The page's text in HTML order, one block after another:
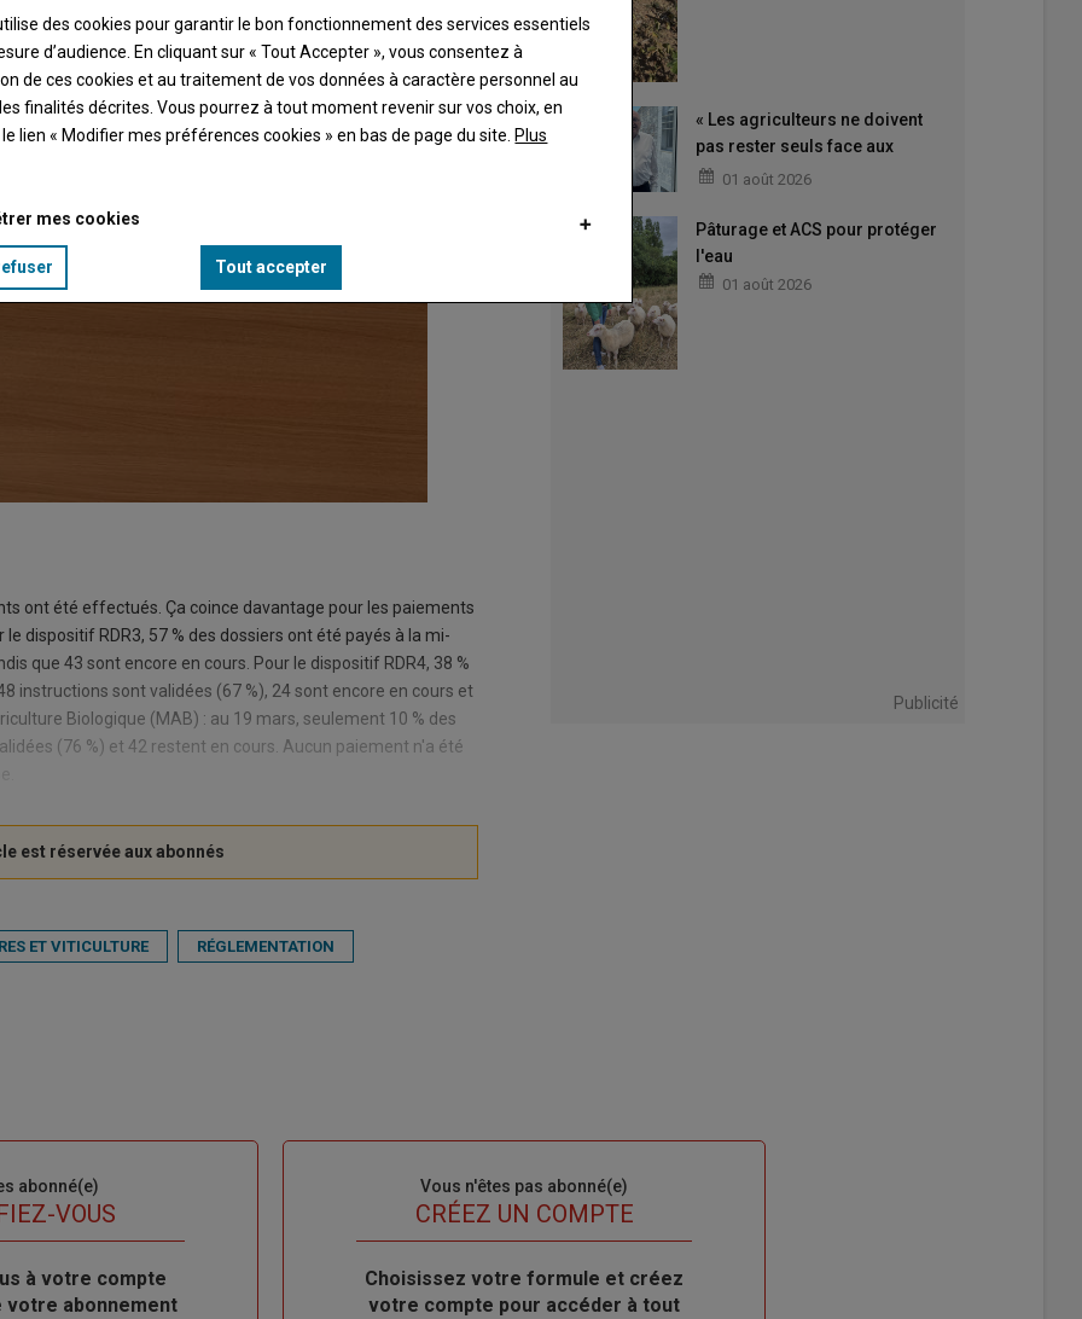
ont été effectués. Ça coince davantage pour les paiements
dispositif RDR3, 57 % des dossiers ont été payés à la mi-
que 43 sont encore en cours. Pour le dispositif RDR4, 38 %
instructions sont validées (67 %), 24 sont encore en cours et
Biologique (MAB) : au 19 mars, seulement 10 % des
(76 %) et 42 restent en cours. Aucun paiement n'a été
ET VITICULTURE RÉGLEMENTATION
« Les agriculteurs ne doivent
pas rester seuls face aux
difficultés »
01 août 2026
Pâturage et ACS pour protéger
l'eau
01 août 2026
Publicité
abonné(e)
VOUS
à votre compte
abonnement
Vous n'êtes pas abonné(e)
TITRECRÉEZ UN COMPTE
Body
Choisissez votre formule et créez
votre compte pour accéder à tout
des cookies pour garantir le bon fonctionnement des services essentiels
d’audience. En cliquant sur « Tout Accepter », vous consentez à
de ces cookies et au traitement de vos données à caractère personnel au
finalités décrites. Vous pourrez à tout moment revenir sur vos choix, en
lien « Modifier mes préférences cookies » en bas de page du site. Plus
mes cookies
Tout accepter